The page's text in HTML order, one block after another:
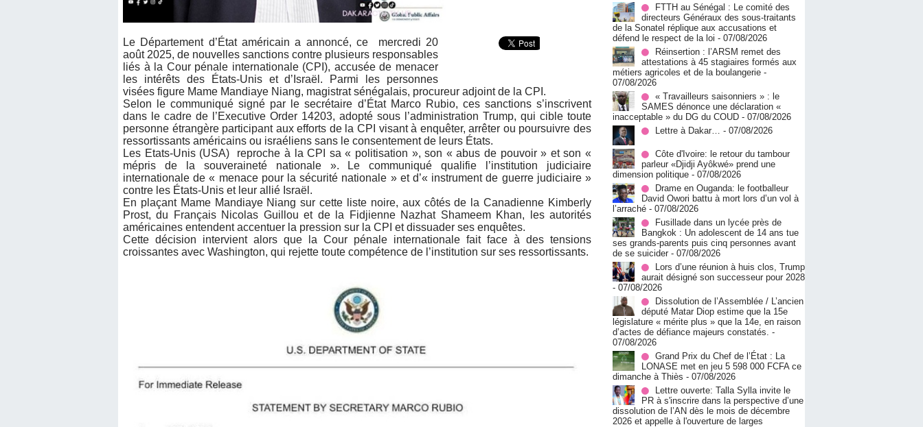
Le Département d’État américain a annoncé, ce mercredi 20
août 2025, de nouvelles sanctions contre plusieurs responsables
liés à la Cour pénale internationale (CPI), accusée de menacer
les intérêts des États-Unis et d’Israël. Parmi les personnes
visées figure Mame Mandiaye Niang, magistrat sénégalais, procureur adjoint de la CPI.
Selon le communiqué signé par le secrétaire d’État Marco Rubio, ces sanctions s’inscrivent
dans le cadre de l’Executive Order 14203, adopté sous l’administration Trump, qui cible toute
personne étrangère participant aux efforts de la CPI visant à enquêter, arrêter ou poursuivre des
ressortissants américains ou israéliens sans le consentement de leurs États.
Les Etats-Unis (USA) reproche à la CPI sa « politisation », son « abus de pouvoir » et son «
mépris de la souveraineté nationale ». Le communiqué qualifie l’institution judiciaire
internationale de « menace pour la sécurité nationale » et d’« instrument de guerre judiciaire »
contre les États-Unis et leur allié Israël.
En plaçant Mame Mandiaye Niang sur cette liste noire, aux côtés de la Canadienne Kimberly
Prost, du Français Nicolas Guillou et de la Fidjienne Nazhat Shameem Khan, les autorités
américaines entendent accentuer la pression sur la CPI et dissuader ses enquêtes.
Cette décision intervient alors que la Cour pénale internationale fait face à des tensions
croissantes avec Washington, qui rejette toute compétence de l’institution sur ses ressortissants.
FTTH au Sénégal : Le comité des
directeurs Généraux des sous-traitants
de la Sonatel réplique aux accusations et
défend le respect de la loi - 07/08/2026
Réinsertion : l’ARSM remet des
attestations à 45 stagiaires formés aux
métiers agricoles et de la boulangerie -
07/08/2026
« Travailleurs saisonniers » : le
SAMES dénonce une déclaration «
inacceptable » du DG du COUD - 07/08/2026
Lettre à Dakar… - 07/08/2026
Côte d'Ivoire: le retour du tambour
parleur «Djidji Ayôkwé» prend une
dimension politique - 07/08/2026
Drame en Ouganda: le footballeur
David Owori battu à mort lors d’un vol à
l’arraché - 07/08/2026
Fusillade dans un lycée près de
Bangkok : Un adolescent de 14 ans tue
ses grands-parents puis cinq personnes avant
de se suicider - 07/08/2026
Lors d’une réunion à huis clos, Trump
aurait désigné son successeur pour 2028
- 07/08/2026
Dissolution de l’Assemblée / L’ancien
député Matar Diop estime que la 15e
législature « mérite plus » que la 14e, en raison
d’actes de défiance majeurs constatés. -
07/08/2026
Grand Prix du Chef de l’État : La
LONASE met en jeu 5 598 000 FCFA ce
dimanche à Thiès - 07/08/2026
Lettre ouverte: Talla Sylla invite le
PR à s'inscrire dans la perspective d’une
dissolution de l’AN dès le mois de décembre
2026 et appelle à l'ouverture de larges